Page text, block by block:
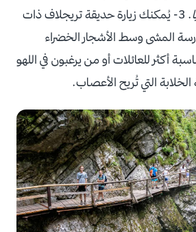
. 3- يُمكنك زيارة حديقة تريجلاف ذات
المشى وسط الأشجار الخضراء
أكثر للعائلات أو من يرغبون في اللهو
التي تُريح الأعصاب.